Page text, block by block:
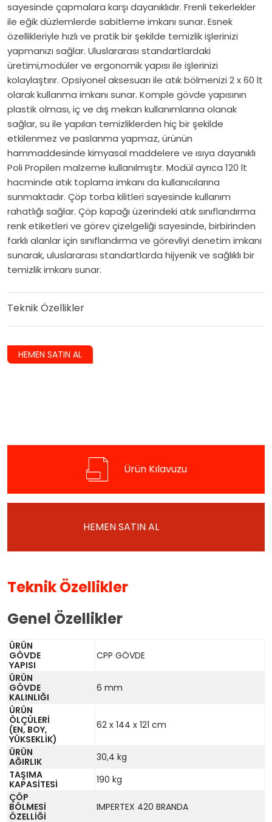
sayesinde çapmalara karşı dayanıklıdır. Frenli tekerlekler
ile eğik düzlemlerde sabitleme imkanı sunar. Esnek
özellikleriyle hızlı ve pratik bir şekilde temizlik işlerinizi
yapmanızı sağlar. Uluslararası standartlardaki
üretimi,modüler ve ergonomik yapısı ile işlerinizi
kolaylaştırır. Opsiyonel aksesuarı ile atık bölmenizi 2 x 60 lt
olarak kullanma imkanı sunar. Komple gövde yapısının
plastik olması, iç ve dış mekan kullanımlarına olanak
sağlar, su ile yapılan temizliklerden hiç bir şekilde
etkilenmez ve paslanma yapmaz, ürünün
hammaddesinde kimyasal maddelere ve ısıya dayanıklı
Poli Propilen malzeme kullanılmıştır. Modül ayrıca 120 lt
hacminde atık toplama imkanı da kullanıcılarına
sunmaktadır. Çöp torba kilitleri sayesinde kullanım
rahatlığı sağlar. Çöp kapağı üzerindeki atık sınıflandırma
renk etiketleri ve görev çizelgeliği sayesinde, birbirinden
farklı alanlar için sınıflandırma ve görevliyi denetim imkanı
sunarak, uluslararası standartlarda hijyenik ve sağlıklı bir
temizlik imkanı sunar.
Teknik Özellikler
HEMEN SATIN AL
Ürün Kılavuzu
HEMEN SATIN AL
Teknik Özellikler
Genel Özellikler
ÜRÜN
GÖVDE
YAPISI
CPP GÖVDE
ÜRÜN
GÖVDE
KALINLIĞI
6 mm
ÜRÜN
ÖLÇÜLERİ
(EN, BOY,
YÜKSEKLİK)
62 x 144 x 121 cm
ÜRÜN
AĞIRLIK
30,4 kg
TAŞIMA
KAPASİTESİ
190 kg
ÇÖP
BÖLMESİ
ÖZELLİĞİ
IMPERTEX 420 BRANDA